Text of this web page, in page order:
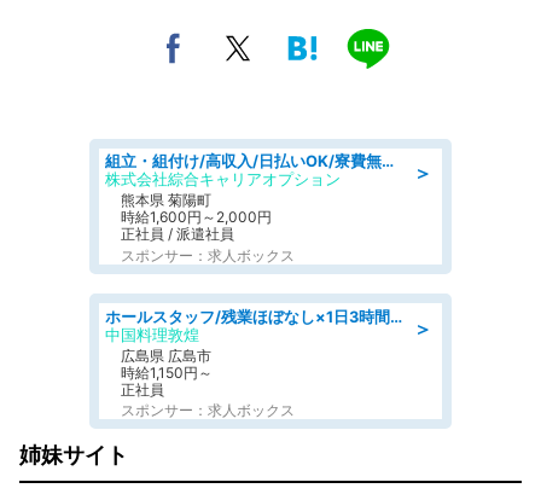
＞
組立・組付け/高収入/日払いOK/寮費無料/交替制/20・30・40代活躍中
株式会社綜合キャリアオプション
熊本県 菊陽町
時給1,600円～2,000円
正社員 / 派遣社員
スポンサー：求人ボックス
＞
ホールスタッフ/残業ほぼなし×1日3時間〜勤務OK!フォロー体制も充実/広島県/広島市南区
中国料理敦煌
広島県 広島市
時給1,150円～
正社員
スポンサー：求人ボックス
姉妹サイト